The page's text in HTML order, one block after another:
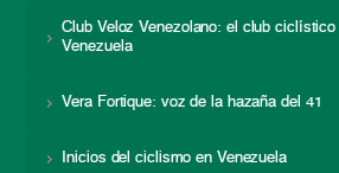
Club Veloz Venezolano: el club
Venezuela
Vera Fortique: voz de la hazaña del 41
Inicios del ciclismo en Venezuela